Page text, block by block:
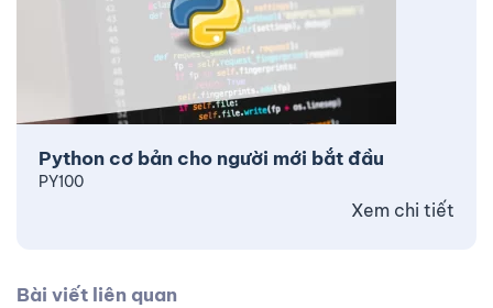
Python cơ bản cho người mới bắt đầu
PY100
Xem chi tiết
Bài viết liên quan